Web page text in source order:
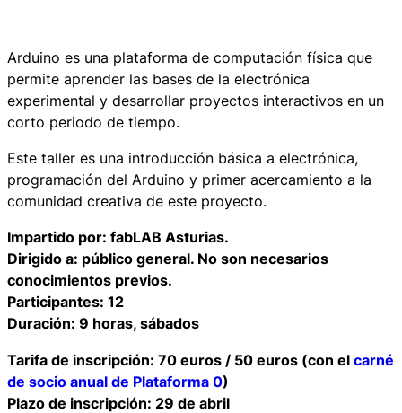
Arduino es una plataforma de computación física que
permite aprender las bases de la electrónica
experimental y desarrollar proyectos interactivos en un
corto periodo de tiempo.
Este taller es una introducción básica a electrónica,
programación del Arduino y primer acercamiento a la
comunidad creativa de este proyecto.
Impartido por: fabLAB Asturias.
Dirigido a: público general. No son necesarios
conocimientos previos.
Participantes: 12
Duración: 9 horas, sábados
Tarifa de inscripción: 70 euros / 50 euros (con el carné
de socio anual de Plataforma 0)
Plazo de inscripción: 29 de abril